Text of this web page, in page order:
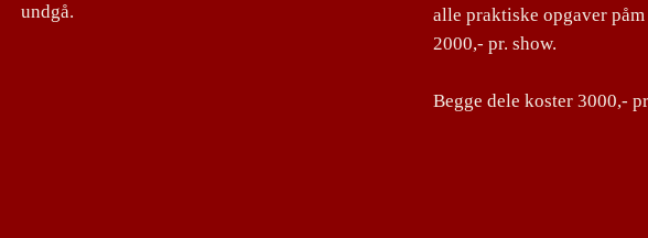
undgå.
alle praktiske opgaver
2000,- pr. show.
Begge dele koster 3000,-